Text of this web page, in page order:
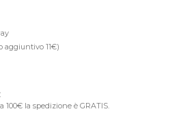
aggiuntivo 11€)
100€ la spedizione è GRATIS.